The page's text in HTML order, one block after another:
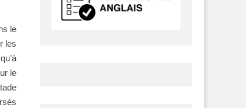
le
les
le